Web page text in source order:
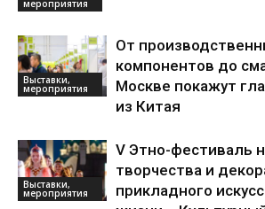
мероприятия
Выставки,
мероприятия
От
компонентов до
Москве покажут
из Китая
Выставки,
мероприятия
V Этно-фестиваль
творчества и
прикладного